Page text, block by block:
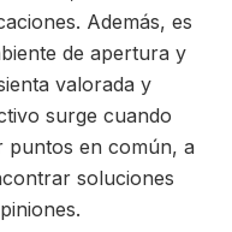
Además, es
de apertura y
valorada y
surge cuando
puntos en común, a
soluciones